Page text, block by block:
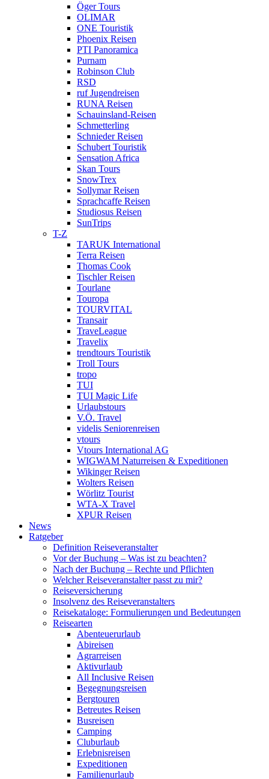
Öger Tours
OLIMAR
ONE Touristik
Phoenix Reisen
PTI Panoramica
Purnam
Robinson Club
RSD
ruf Jugendreisen
RUNA Reisen
Schauinsland-Reisen
Schmetterling
Schnieder Reisen
Schubert Touristik
Sensation Africa
Skan Tours
SnowTrex
Sollymar Reisen
Sprachcaffe Reisen
Studiosus Reisen
SunTrips
T-Z
TARUK International
Terra Reisen
Thomas Cook
Tischler Reisen
Tourlane
Touropa
TOURVITAL
Transair
TraveLeague
Travelix
trendtours Touristik
Troll Tours
tropo
TUI
TUI Magic Life
Urlaubstours
V.Ö. Travel
videlis Seniorenreisen
vtours
Vtours International AG
WIGWAM Naturreisen & Expeditionen
Wikinger Reisen
Wolters Reisen
Wörlitz Tourist
WTA-X Travel
XPUR Reisen
News
Ratgeber
Definition Reiseveranstalter
Vor der Buchung – Was ist zu beachten?
Nach der Buchung – Rechte und Pflichten
Welcher Reiseveranstalter passt zu mir?
Reiseversicherung
Insolvenz des Reiseveranstalters
Reisekataloge: Formulierungen und Bedeutungen
Reisearten
Abenteuerurlaub
Abireisen
Agrarreisen
Aktivurlaub
All Inclusive Reisen
Begegnungsreisen
Bergtouren
Betreutes Reisen
Busreisen
Camping
Cluburlaub
Erlebnisreisen
Expeditionen
Familienurlaub